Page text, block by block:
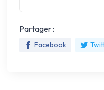
Partager :
Facebook